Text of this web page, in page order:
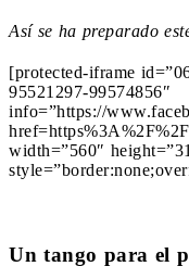
Así se ha preparado
[protected-iframe
95521297-99574856″
info=”https://
width=”560″
Un tango para el